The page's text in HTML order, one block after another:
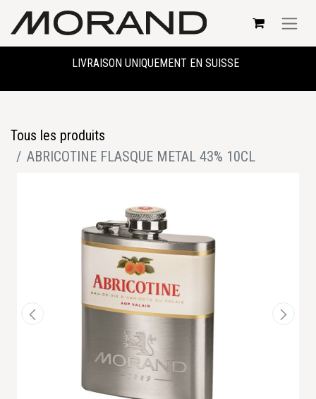
LIVRAISON UNIQUEMENT EN SUISSE
Tous les produits
ABRICOTINE FLASQUE METAL 43% 10CL